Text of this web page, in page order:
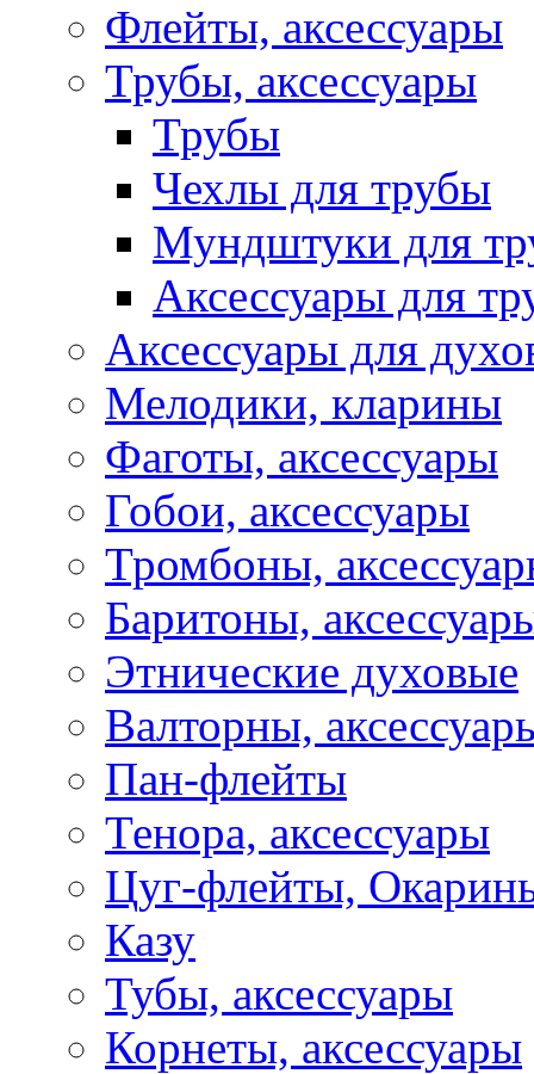
Флейты, аксессуары
Трубы, аксессуары
Трубы
Чехлы для трубы
Мундштуки для
Аксессуары для
Аксессуары для
Мелодики, кларины
Фаготы, аксессуары
Гобои, аксессуары
Тромбоны,
Баритоны,
Этнические духовые
Валторны,
Пан-флейты
Тенора, аксессуары
Цуг-флейты,
Казу
Тубы, аксессуары
Корнеты, аксессуары